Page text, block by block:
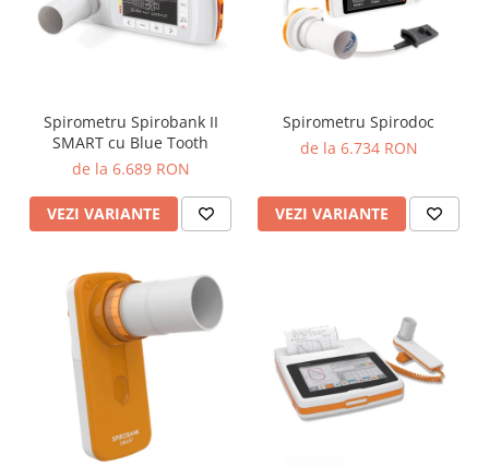
Lampi bactericide si Dispozitive de
Laringoscoape
Lensmetre
Lentile de diagnostic
Lupe chirurgicale
Mese chirurgicale oftalmologice
Mese operatii
Monitoare fetale
Monitoare pacient
Negatoscoape
Nazofaringoscoape
Spirometru Spirobank II
SMART cu Blue Tooth
de la 6.689 RON
VEZI VARIANTE
Spirometru Spirodoc
de la 6.734 RON
VEZI VARIANTE